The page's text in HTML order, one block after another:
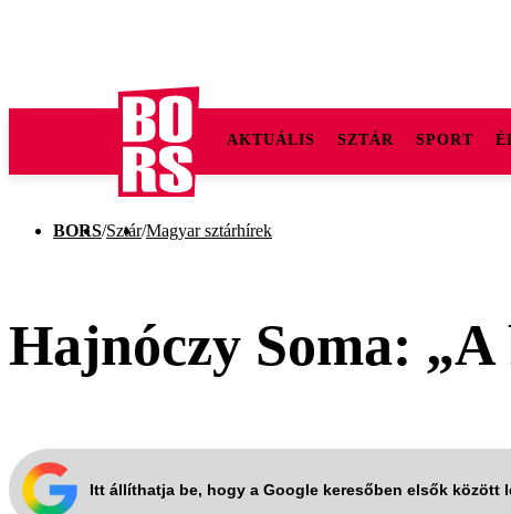
AKTUÁLIS SZTÁR SPORT
BORS/Sztár/Magyar sztárhírek
Hajnóczy Soma:
Itt állíthatja be, hogy a Google keresőben elsők között